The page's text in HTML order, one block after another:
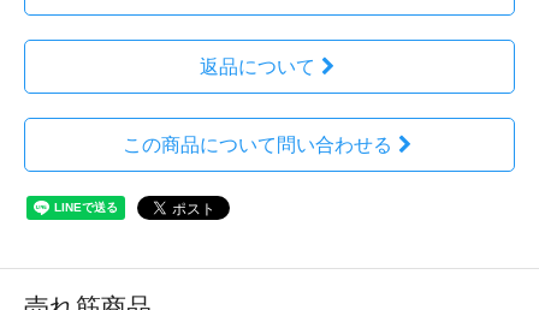
返品について
この商品について問い合わせる